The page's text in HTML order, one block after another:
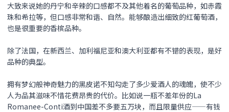
大致来说她的丹宁和辛辣的口感都不及其他着名的葡萄品种，如赤霞
珠和希拉等，但口感非常和谐、自然。能够酿造出细致的红葡萄酒，
也是很重要的香槟品种。
除了法国，在新西兰、加利福尼亚和澳大利亚都有不错的表现，是好
品种的典型。
拥有梦幻般神奇魅力的黑皮诺不知勾走了多少爱酒人的魂魄，使不少
人为品其滋味不惜花费昂贵的代价。比如说一瓶不差年份的La
Romanee-Conti酒到中国差不多要五万块，而且限量供应——有钱